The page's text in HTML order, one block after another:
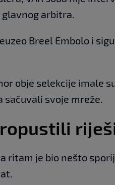
arbitra.
Breel Embolo i
obje selekcije imale
sačuvali svoje mreže.
ritam je bio nešto